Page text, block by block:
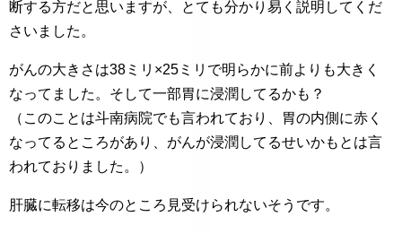
断する方だと思いますが、とても分かり易く説明してくだ
さいました。
がんの大きさは38ミリ×25ミリで明らかに前よりも大きく
なってました。そして一部胃に浸潤してるかも？
（このことは斗南病院でも言われており、胃の内側に赤く
なってるところがあり、がんが浸潤してるせいかもとは言
われておりました。）
肝臓に転移は今のところ見受けられないそうです。